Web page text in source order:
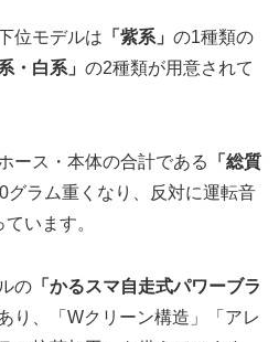
位モデルは 「紫系」 の1種類の
・白系」 の2種類が用意されて
ース・本体の合計である
「総質
グラム重くなり、反対に運転音
います。
の 「かるスマ自走式パワーブラ
り、「Wクリーン構造」「アレ